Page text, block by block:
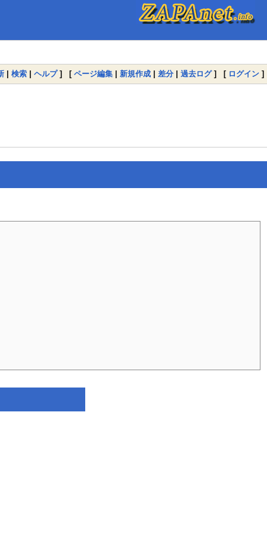
| 検索 | ヘルプ] [ ページ編集 | 新規作成 | 差分 | 過去ログ] [ ログイン ]